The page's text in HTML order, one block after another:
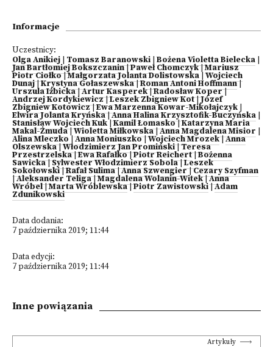
Informacje
Uczestnicy:
Olga Anikiej
Tomasz Baranowski Bożena Violetta Bielecka
Jan Bartłomiej Bokszczanin|Paweł Chomczyk|Mariusz
Piotr Ciołko|Małgorzata Jolanta Dolistowska |Wojciech
Dunaj|Krystyna Gołaszewska|Roman Antoni Hoffmann|
Urszula Iżbicka|Artur Kasperek|Radosław Koper|
Andrzej Kordykiewicz|Leszek Zbigniew Kot|Józef
Zbigniew Kotowicz|Ewa Marzenna Kowar-Mikołajczyk
Elwira Jolanta Kryńska|Anna Halina Krzysztofik-Buczyńska
Stanisław Wojciech Kuk |Kamil Łomasko|Katarzyna Maria
Makal-Żmuda|Wioletta Miłkowska|Anna Magdalena Misior
Alina Mleczko |Anna Moniuszko|Wojciech Mrozek|Anna
Olszewska|Włodzimierz Jan Promiński|Teresa
Przestrzelska|Ewa Rafałko|Piotr Reichert|Bożenna
Sawicka|Sylwester Włodzimierz Sobola|Leszek
Sokołowski|Rafał Sulima|Anna Szwengier|Cezary Szyfman
|Aleksander Teliga|Magdalena Wolanin-Witek|Anna
Wróbel|Marta Wróblewska|Piotr Zawistowski|Adam
Zdunikowski
Data dodania:
7 października 2019; 11:44
Data edycji:
7 października 2019; 11:44
Inne powiązania
Artykuły